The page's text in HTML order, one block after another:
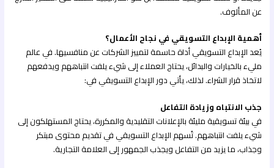
عن المألوف.
أهمية الإبداع التسويقي في نجاح الأعمال؟
يُعد الإبداع التسويقي أداة حاسمة لتمييز الشركات عن منافسيها. في عالم
مليء بالخيارات والبدائل، يحتاج العملاء إلى شيء يلفت انتباههم ويدفعهم
لاتخاذ قرار الشراء. لذلك، يأتي دور الإبداع التسويقي في:
جذب الانتباه وزيادة التفاعل
في بيئة تسويقية مليئة بالإعلانات التقليدية والمكررة، يحتاج المستهلكون إلى
شيء يلفت انتباههم. تُسهم الإبداع التسويقي في تقديم محتوى مبتكر
وجذاب، ما يزيد من التفاعل ويجذب الجمهور إلى العلامة التجارية.